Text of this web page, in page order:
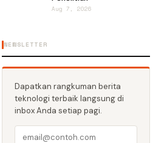
Aug 7, 2026
NEWSLETTER
Dapatkan rangkuman berita
teknologi terbaik langsung di
inbox Anda setiap pagi.